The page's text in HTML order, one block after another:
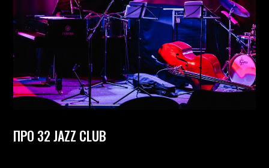
ПРО 32 JAZZ CLUB